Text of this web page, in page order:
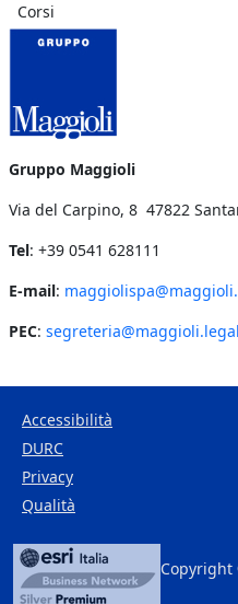
Corsi
Gruppo Maggioli
Via del Carpino, 8 47822
Tel: +39 0541 628111
E-mail:
PEC:
Footer Bottom
Accessibilità
DURC
Privacy
Qualità